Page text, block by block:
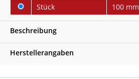
Stück
100 mm
Beschreibung
Herstellerangaben